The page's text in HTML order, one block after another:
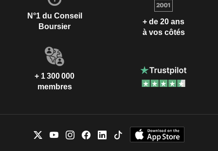
N°1 du Conseil
Boursier
+ de 20 ans
à vos côtés
+ 1 300 000
membres